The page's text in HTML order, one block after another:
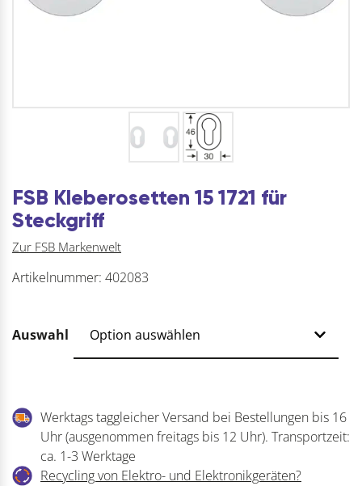
FSB Kleberosetten 15 1721 für
Steckgriff
Zur FSB Markenwelt
Artikelnummer: 402083
Auswahl
Werktags taggleicher Versand bei Bestellungen bis 16
Uhr (ausgenommen freitags bis 12 Uhr). Transportzeit:
ca. 1-3 Werktage
Recycling von Elektro- und Elektronikgeräten?